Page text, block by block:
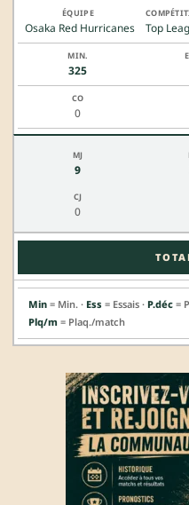
Osaka Red Hurricanes Top
325
0
9
0
Min = Min. · Ess = Essais · P.déc =
Plq/m = Plaq./match